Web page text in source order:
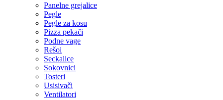
Panelne grejalice
Pegle
Pegle za kosu
Pizza pekači
Podne vage
Rešoi
Seckalice
Sokovnici
Tosteri
Usisivači
Ventilatori